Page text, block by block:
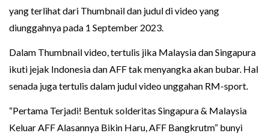
yang terlihat dari Thumbnail dan judul di video yang
diunggahnya pada 1 September 2023.
Dalam Thumbnail video, tertulis jika Malaysia dan Singapura
ikuti jejak Indonesia dan AFF tak menyangka akan bubar. Hal
senada juga tertulis dalam judul video unggahan RM-sport.
“Pertama Terjadi! Bentuk solderitas Singapura & Malaysia
Keluar AFF Alasannya Bikin Haru, AFF Bangkrutm” bunyi